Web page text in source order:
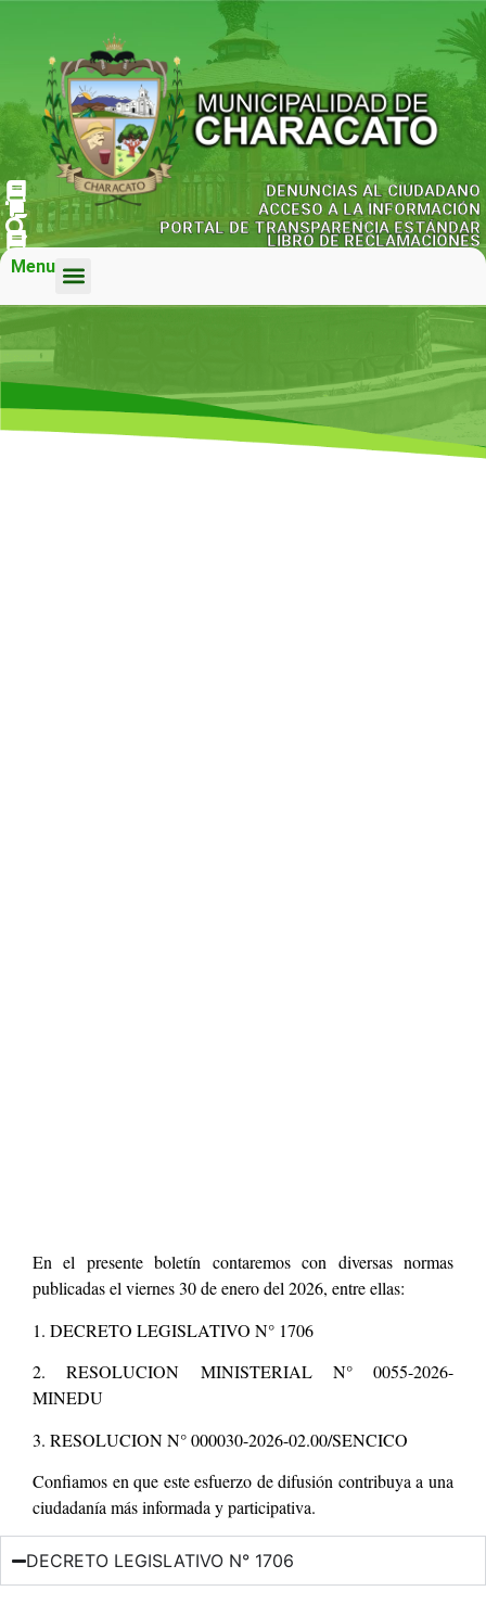
DENUNCIAS AL CIUDADANO
ACCESO A LA INFORMACIÓN
PORTAL DE TRANSPARENCIA ESTÁNDAR
LIBRO DE RECLAMACIONES
Menu
En el presente boletín contaremos con diversas normas
publicadas el viernes 30 de enero del 2026, entre ellas:
1. DECRETO LEGISLATIVO N° 1706
2. RESOLUCION MINISTERIAL N° 0055-2026-
MINEDU
3. RESOLUCION N° 000030-2026-02.00/SENCICO
Confiamos en que este esfuerzo de difusión contribuya a una
ciudadanía más informada y participativa.
DECRETO LEGISLATIVO N° 1706